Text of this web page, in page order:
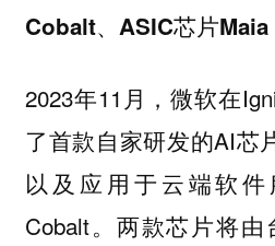
Cobalt、ASIC芯片Maia
2023年11月，微软在
了首款自家研发的AI芯
以及应用于云端软件
Cobalt。两款芯片将